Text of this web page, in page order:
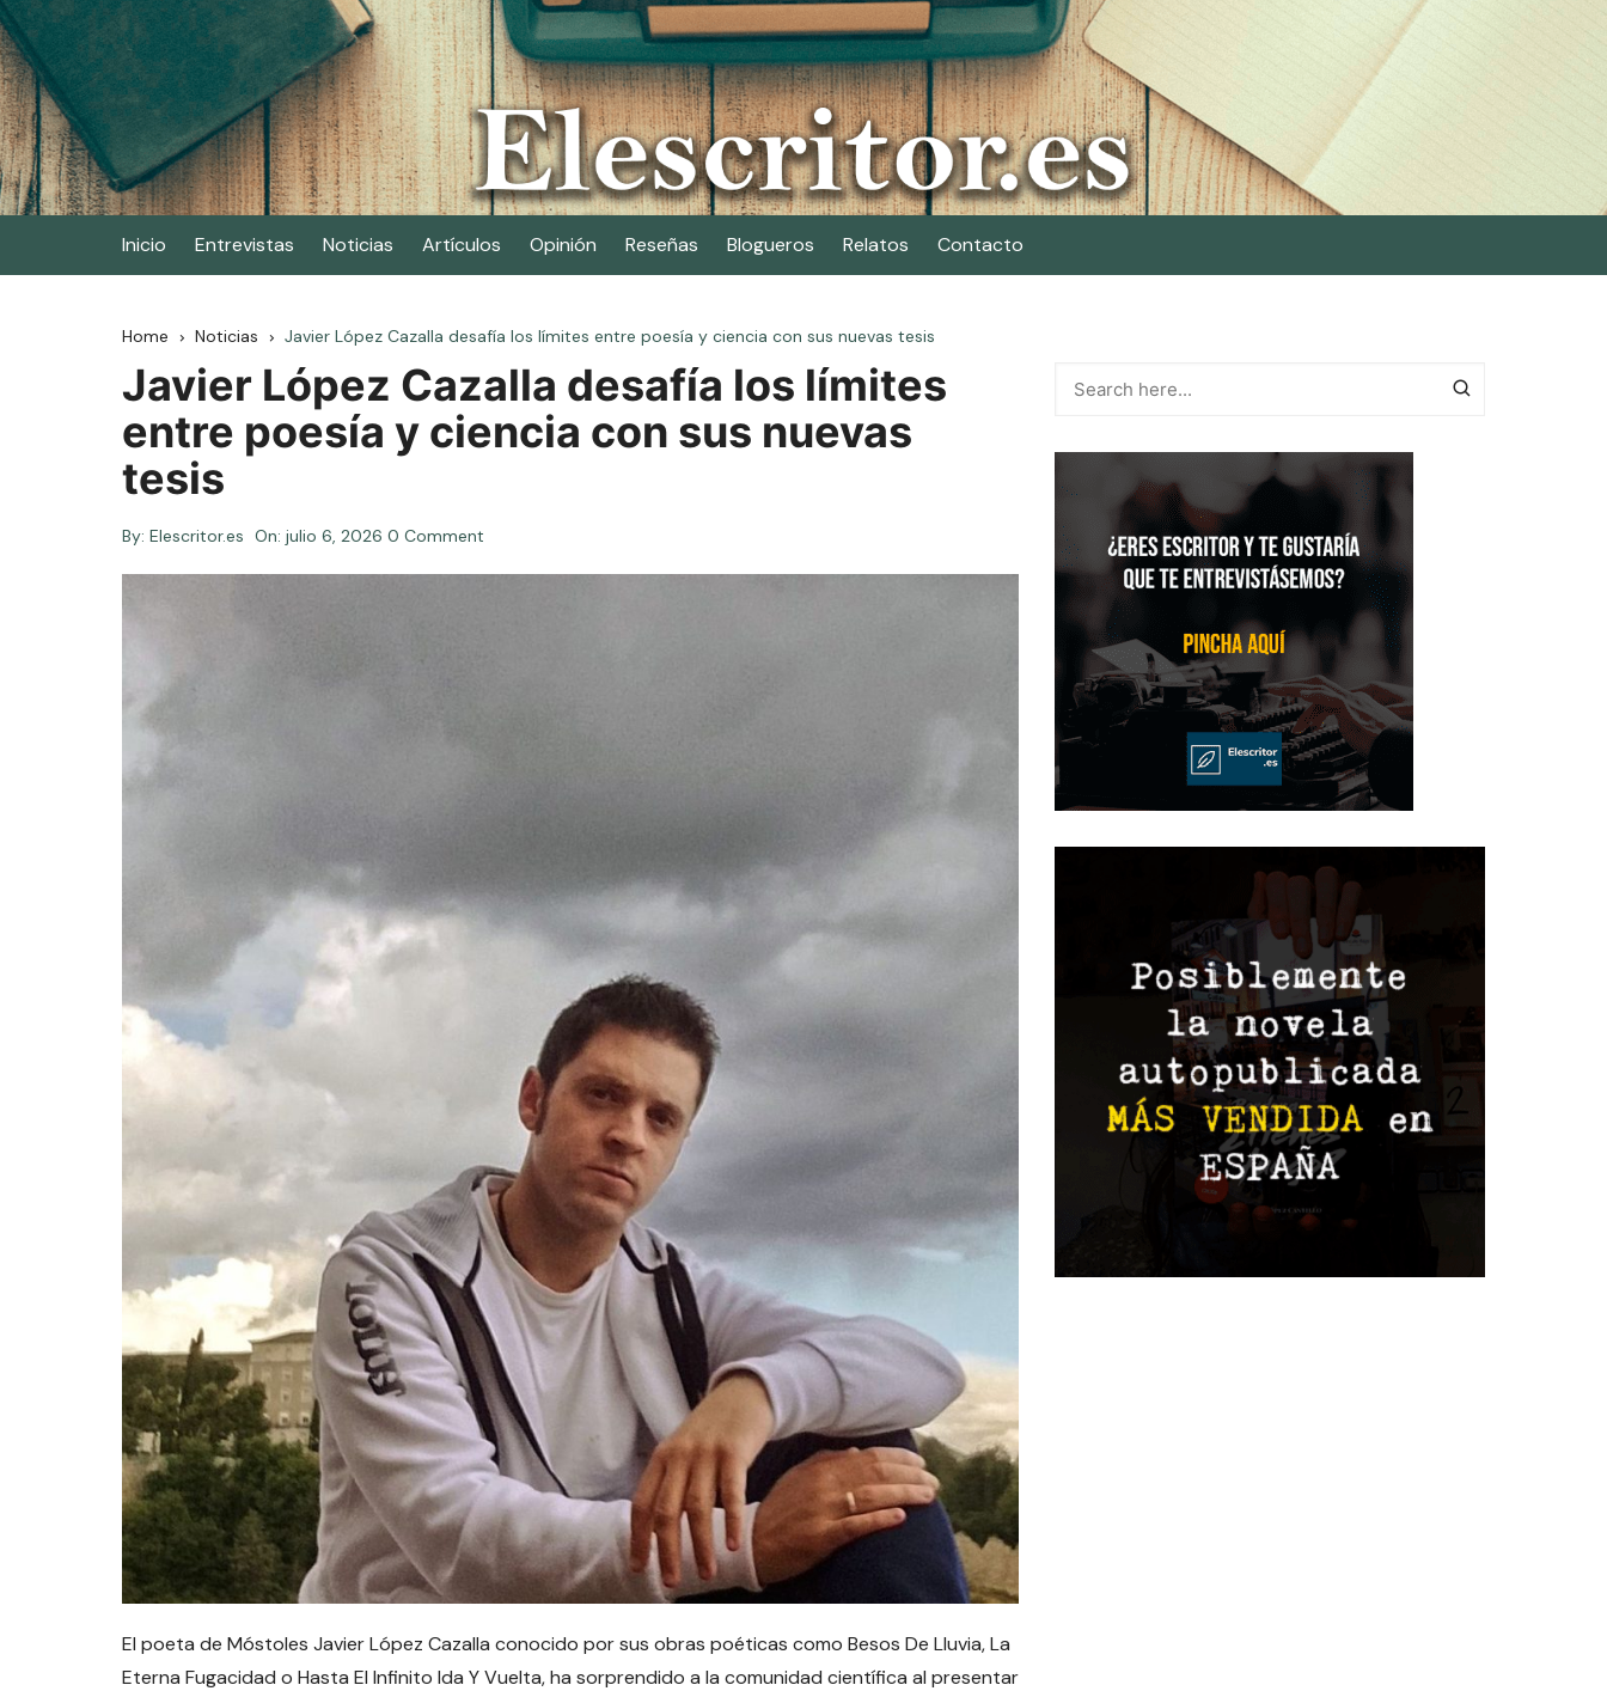
Skip
to
content
Elescritor.es
El periódico digital de los escritores
Inicio Entrevistas Noticias Artículos Opinión Reseñas Blogueros Relatos Contacto
Home Noticias Javier López Cazalla desafía los límites entre poesía y ciencia con sus nuevas tesis
Javier López Cazalla desafía los límites
entre poesía y ciencia con sus nuevas
tesis
By: Elescritor.es On: julio 6, 2026 0 Comment
El poeta de Móstoles Javier López Cazalla conocido por sus obras poéticas como Besos De Lluvia, La
Eterna Fugacidad o Hasta El Infinito Ida Y Vuelta, ha sorprendido a la comunidad científica al presentar